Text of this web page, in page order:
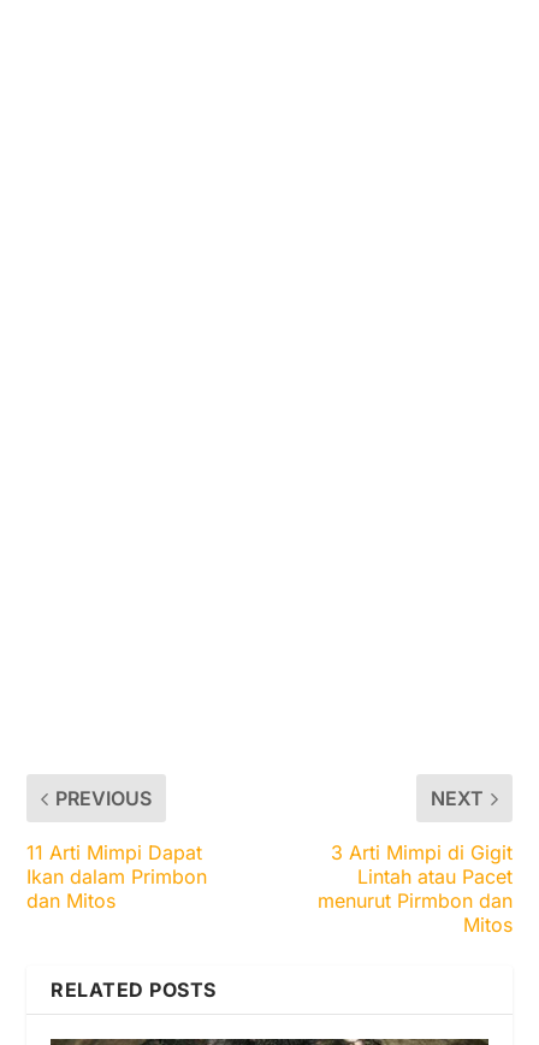
PREVIOUS
11 Arti Mimpi Dapat
Ikan dalam Primbon
dan Mitos
NEXT
3 Arti Mimpi di Gigit
Lintah atau Pacet
menurut Pirmbon dan
Mitos
RELATED POSTS